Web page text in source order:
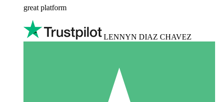
great platform
LENNYN DIAZ CHAVEZ